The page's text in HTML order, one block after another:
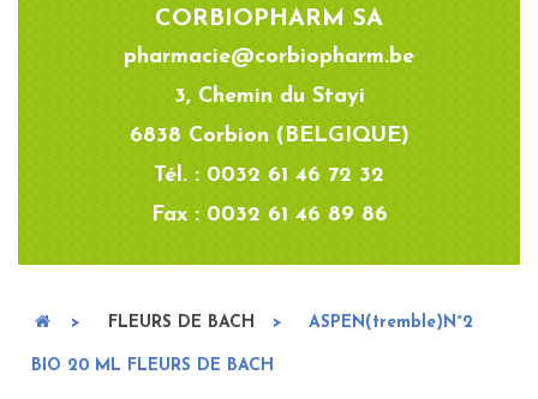
CORBIOPHARM SA
pharmacie@corbiopharm.be
3, Chemin du Stayi
6838 Corbion (BELGIQUE)
Tél. : 0032 61 46 72 32
Fax : 0032 61 46 89 86
> FLEURS DE BACH > ASPEN(tremble)N°2
BIO 20 ML FLEURS DE BACH